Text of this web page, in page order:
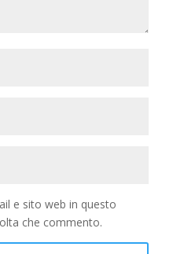
e sito web in questo
che commento.